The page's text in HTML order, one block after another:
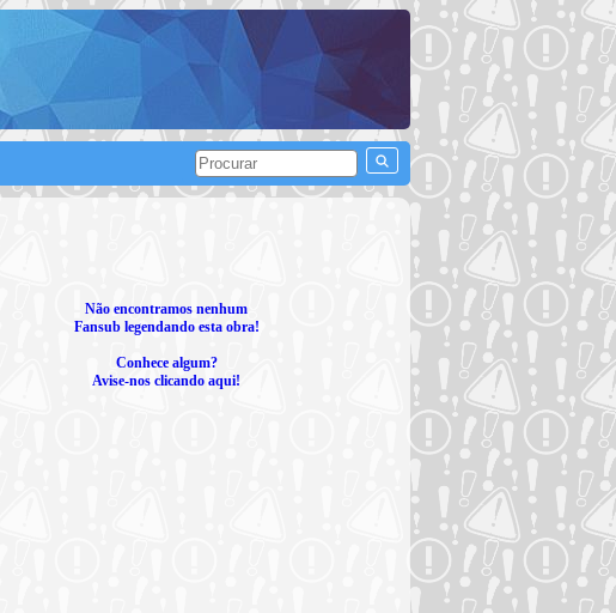
Não encontramos nenhum
Fansub legendando esta obra!
Conhece algum?
Avise-nos clicando aqui!